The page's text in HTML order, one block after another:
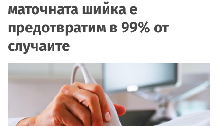
маточната шийка е
предотвратим в 99% от
случаите